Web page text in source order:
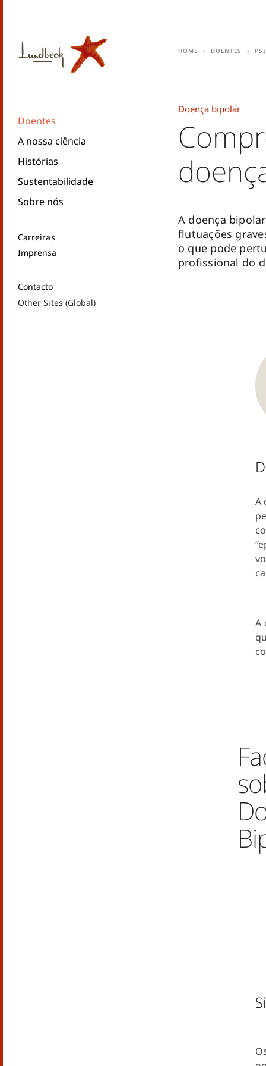
Doentes
A nossa ciência
Histórias
Sustentabilidade
Sobre nós
Carreiras
Imprensa
Contacto
Other Sites (Global)
Home Doentes
Doença bipolar
A doença
flutuações
o que pode
profissional do
A
A